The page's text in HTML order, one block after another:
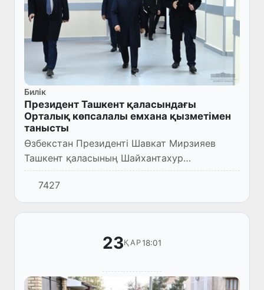
Билік
Президент Ташкент қаласындағы
Орталық көпсалалы емхана қызметімен
танысты
Өзбекстан Президенті Шавкат Мирзияев
Ташкент қаласының Шайхантахур
ауданындағы Орталық көпсалалы емхана
қызметімен танысты.
7427
23ҚАР18:01